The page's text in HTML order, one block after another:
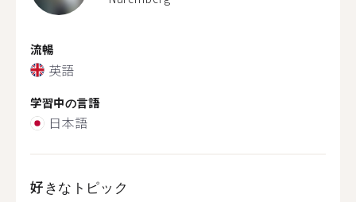
流暢
英語
学習中の言語
日本語
好きなトピック